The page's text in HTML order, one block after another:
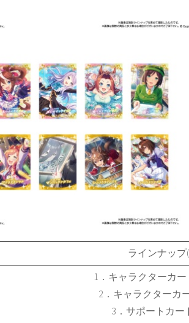
ラインナップ
1．キャラクターカ
2．キャラクターカ
3．サポートカー